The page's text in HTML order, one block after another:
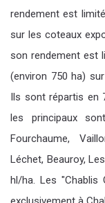
rendement est
sur les coteaux
son rendement est
(environ 750 ha)
Ils sont répartis en
les principaux
Fourchaume,
Léchet, Beauroy,
hl/ha. Les "Chablis